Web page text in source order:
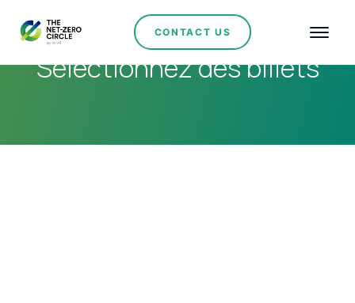
CONTACT US
Sélectionnez des billets